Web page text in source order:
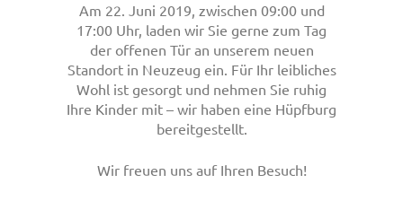
Am 22. Juni 2019, zwischen 09:00 und
17:00 Uhr, laden wir Sie gerne zum Tag
der offenen Tür an unserem neuen
Standort in Neuzeug ein. Für Ihr leibliches
Wohl ist gesorgt und nehmen Sie ruhig
Ihre Kinder mit – wir haben eine Hüpfburg
bereitgestellt.
Wir freuen uns auf Ihren Besuch!